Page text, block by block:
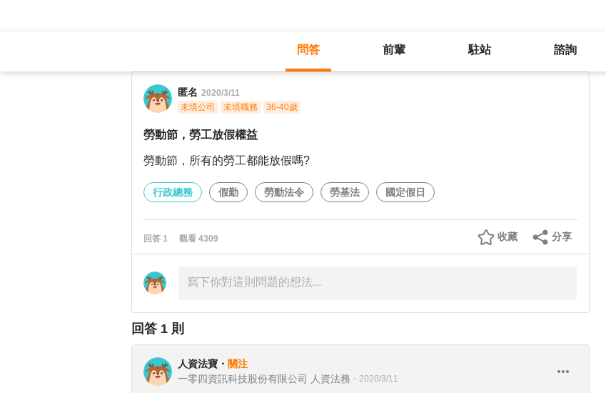
問答 前輩 駐站 諮詢
勞動節，勞工放假權益
匿名 2020/3/11
未填公司
未填職務 36-40歲
勞動節，勞工放假權益
勞動節，所有的勞工都能放假嗎?
行政總務 假勤 勞動法令 勞基法 國定假日
回答 1 觀看 4309 分享
收藏
回答 1 則
人資法寶 ・ 關注
一零四資訊科技股份有限公司 人資法務 ・ 2020/3/11